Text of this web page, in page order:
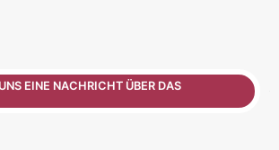
EINE NACHRICHT ÜBER DAS